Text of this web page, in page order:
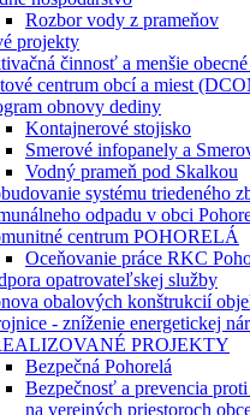
Rozbor vody z prameňov
projekty
činnosť a menšie
centrum obcí a miest
obnovy dediny
Kontajnerové stojisko
Smerové infopanely a
Vodný prameň pod Skalkou
systému triedeného
odpadu v obci
centrum POHORELÁ
Oceňovanie práce RKC
opatrovateľskej služby
obalových konštrukcií
- zníženie energetickej
PROJEKTY
Bezpečná Pohorelá
Bezpečnosť a prevencia
na verejných priestoroch